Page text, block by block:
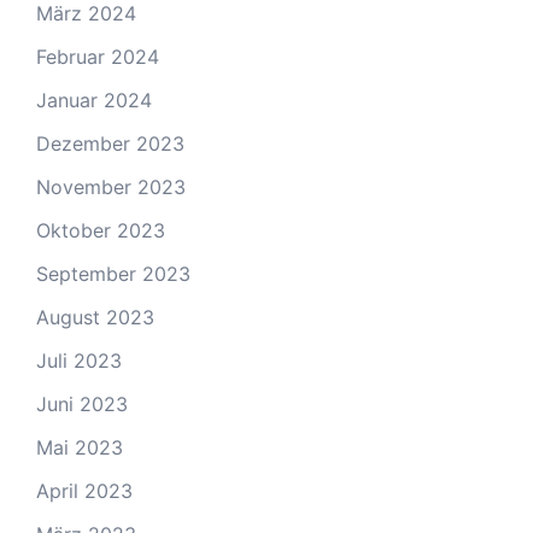
März 2024
Februar 2024
Januar 2024
Dezember 2023
November 2023
Oktober 2023
September 2023
August 2023
Juli 2023
Juni 2023
Mai 2023
April 2023